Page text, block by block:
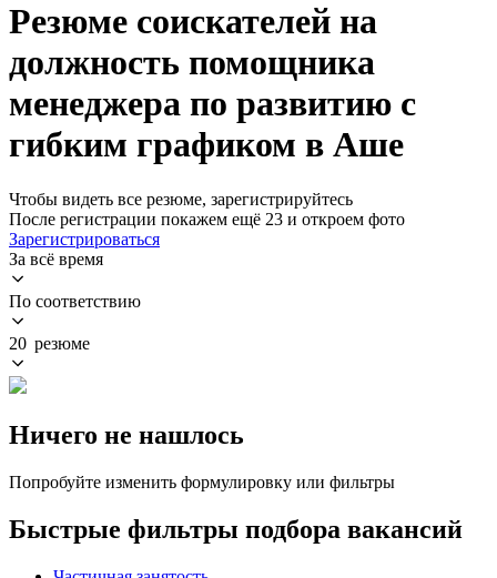
Резюме соискателей на
должность помощника
менеджера по развитию с
гибким графиком в Аше
Чтобы видеть все резюме, зарегистрируйтесь
После регистрации покажем ещё 23 и откроем фото
Зарегистрироваться
За всё время
По соответствию
20 резюме
Ничего не нашлось
Попробуйте изменить формулировку или фильтры
Быстрые фильтры подбора вакансий